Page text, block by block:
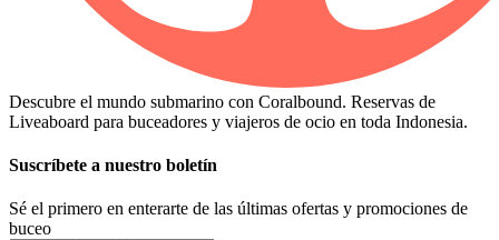
Descubre el mundo submarino con Coralbound. Reservas de
Liveaboard para buceadores y viajeros de ocio en toda Indonesia.
Suscríbete a nuestro boletín
Sé el primero en enterarte de las últimas ofertas y promociones de
buceo